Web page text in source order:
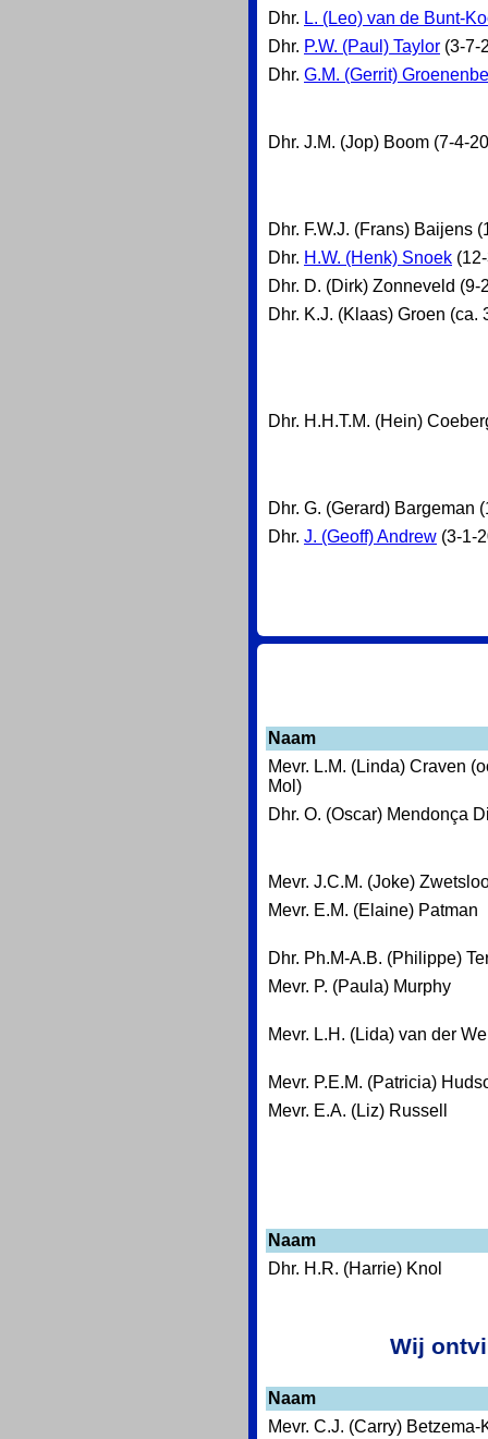
Dhr. L. (Leo) van de Bunt-
Dhr. P.W. (Paul) Taylor (3-7-
Dhr. G.M. (Gerrit)
Dhr. J.M. (Jop) Boom (7-4-
Dhr. F.W.J. (Frans) Baijens
Dhr. H.W. (Henk) Snoek
Dhr. D. (Dirk) Zonneveld (9-
Dhr. K.J. (Klaas) Groen (ca.
Dhr. H.H.T.M. (Hein)
Dhr. G. (Gerard) Bargeman
Dhr. J. (Geoff) Andrew (3-1-
Naam
Mevr. L.M. (Linda) Craven
Mol)
Dhr. O. (Oscar) Mendonça
Mevr. J.C.M. (Joke)
Mevr. E.M. (Elaine) Patman
Dhr. Ph.M-A.B. (Philippe)
Mevr. P. (Paula) Murphy
Mevr. L.H. (Lida) van der
Mevr. P.E.M. (Patricia)
Mevr. E.A. (Liz) Russell
Naam
Dhr. H.R. (Harrie) Knol
Wij
Naam
Mevr. C.J. (Carry)